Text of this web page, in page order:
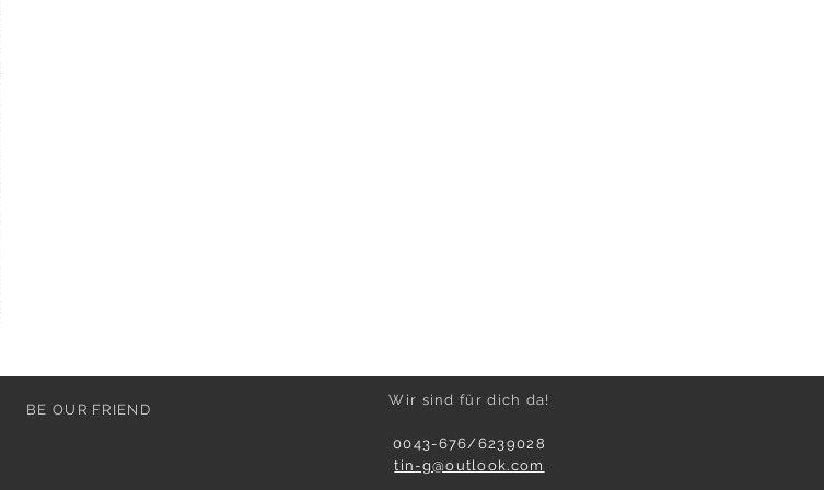
BE OUR FRIEND
Wir sind für dich da!
0043-676/6239028
tin-g@outlook.com